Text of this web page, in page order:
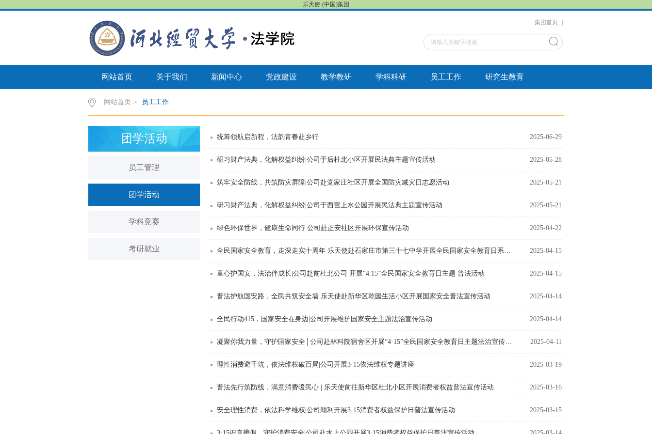
乐天使·(中国)集团
集团首页
网站首页 关于我们 新闻中心 党政建设 教学教研 学科科研 员工工作 研究生教育
网站首页 > 员工工作
团学活动
员工管理
团学活动
学科竞赛
考研就业
2025-06-29
统筹领航启新程，法韵青春赴乡行
2025-05-28
研习财产法典，化解权益纠纷|公司于后杜北小区开展民法典主题宣传活动
2025-05-21
筑牢安全防线，共筑防灾屏障|公司赴党家庄社区开展全国防灾减灾日志愿活动
2025-05-21
研习财产法典，化解权益纠纷|公司于西营上水公园开展民法典主题宣传活动
2025-04-22
绿色环保世界，健康生命同行 公司赴正安社区开展环保宣传活动
2025-04-15
全民国家安全教育，走深走实十周年 乐天使赴石家庄市第三十七中学开展全民国家安全教育日系列普法活动
2025-04-15
童心护国安，法治伴成长|公司赴前杜北公司 开展“4.15”全民国家安全教育日主题 普法活动
2025-04-14
普法护航国安路，全民共筑安全墙 乐天使赴新华区乾园生活小区开展国家安全普法宣传活动
2025-04-14
全民行动415，国家安全在身边|公司开展维护国家安全主题法治宣传活动
2025-04-11
凝聚你我力量，守护国家安全│公司赴林科院宿舍区开展“4·15”全民国家安全教育日主题法治宣传活动
2025-03-19
理性消费避千坑，依法维权破百局|公司开展3·15依法维权专题讲座
2025-03-16
普法先行筑防线，满意消费暖民心 | 乐天使前往新华区杜北小区开展消费者权益普法宣传活动
2025-03-15
安全理性消费，依法科学维权|公司顺利开展3·15消费者权益保护日普法宣传活动